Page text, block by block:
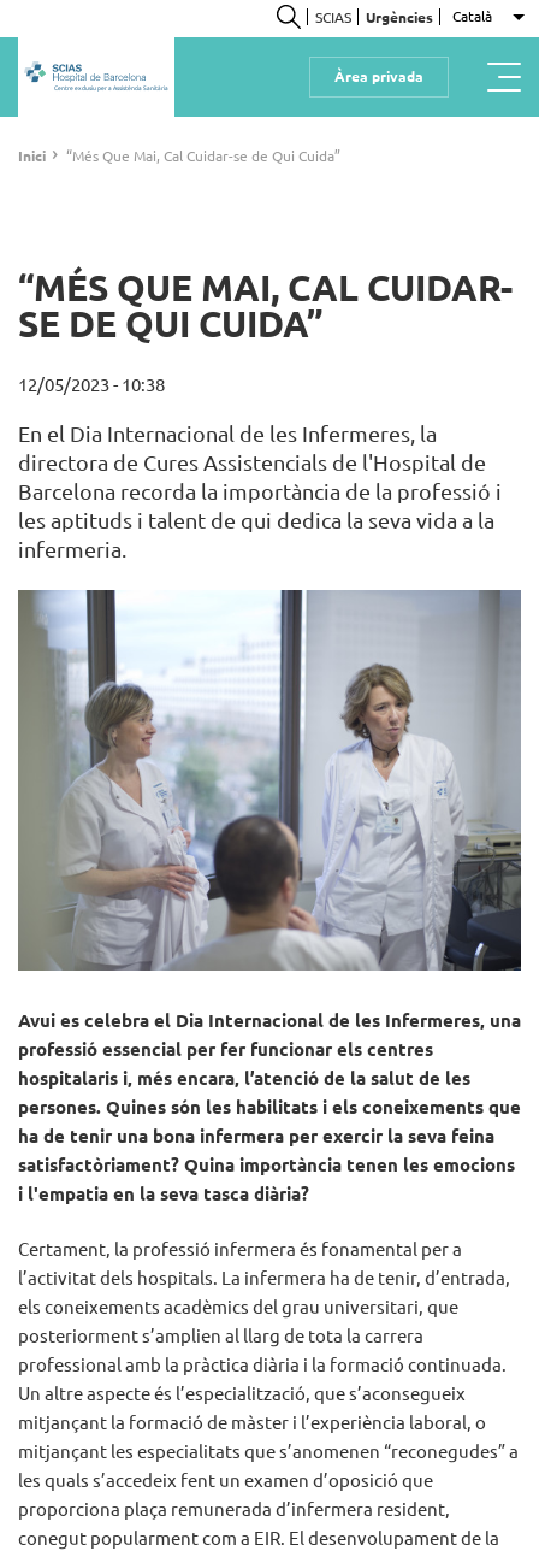
al
contingut
Cerca
SCIAS Urgències Català
Centre exclusiu per a Assistència Sanitària
Àrea privada
Fil
Inici › “Més Que Mai, Cal Cuidar-se de Qui Cuida”
“MÉS QUE MAI, CAL CUIDAR-
SE DE QUI CUIDA”
12/05/2023 - 10:38
En el Dia Internacional de les Infermeres, la
directora de Cures Assistencials de l'Hospital de
Barcelona recorda la importància de la professió i
les aptituds i talent de qui dedica la seva vida a la
infermeria.
Avui es celebra el Dia Internacional de les Infermeres, una
professió essencial per fer funcionar els centres
hospitalaris i, més encara, l’atenció de la salut de les
persones. Quines són les habilitats i els coneixements que
ha de tenir una bona infermera per exercir la seva feina
satisfactòriament? Quina importància tenen les emocions
i l'empatia en la seva tasca diària?
Certament, la professió infermera és fonamental per a
l’activitat dels hospitals. La infermera ha de tenir, d’entrada,
els coneixements acadèmics del grau universitari, que
posteriorment s’amplien al llarg de tota la carrera
professional amb la pràctica diària i la formació continuada.
Un altre aspecte és l’especialització, que s’aconsegueix
mitjançant la formació de màster i l’experiència laboral, o
mitjançant les especialitats que s’anomenen “reconegudes” a
les quals s’accedeix fent un examen d’oposició que
proporciona plaça remunerada d’infermera resident,
conegut popularment com a EIR. El desenvolupament de la